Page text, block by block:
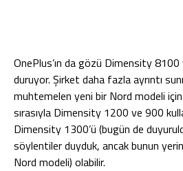
OnePlus’ın da gözü Dimensity 8100
duruyor. Şirket daha fazla ayrıntı
muhtemelen yeni bir Nord modeli
sırasıyla Dimensity 1200 ve 900
Dimensity 1300’ü (bugün de
söylentiler duyduk, ancak bunun
Nord modeli) olabilir.